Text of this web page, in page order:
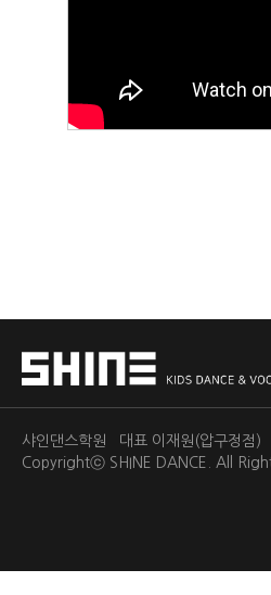
샤인댄스학원 대표 이재원(압구정
Copyrightⓒ SHINE DANCE. All